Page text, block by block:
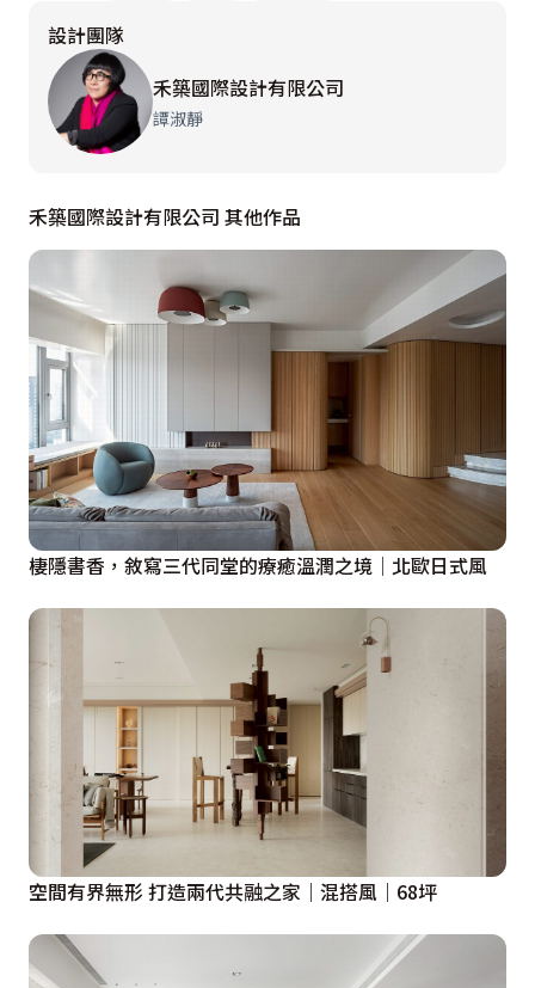
備功能，用餐區，需要能同時容納30人餐會的空間。我
們規劃前區放空作為多功能及彈性使用空間，與廚房用餐
區之間增設巨型大拉門，門片隱藏於用餐區的茶水櫃牆
面。
從外玄關進入寬敞的內玄關，來賓脫下外出鞋，穿上舒服
的室內拖開始轉換放鬆的心情，拉開噴砂面金屬玻璃門進
入，眼前展現完整的中島廚房，末端呈現禪意的大片鋸齒
質感實木格柵門，而門後方空間設置一大片業主收藏放置
的鍋具架牆面及洗滌區於一角。將必要收納自然融合於原
始牆面及空間分區劃分處，其餘空間保持其開放性及彈
性，如有特殊需求可以選擇用隱藏式大拉門分界。
保留原窗戶盡量讓自然光進到室內,空間中高225公分處環
繞實木條，在視覺上以禪意意象處理，也在其間設置條燈
照明補足空間環境光，減少為了照明降低天花高度。
廚房中島與餐桌位置及茶水櫃牆面的關係考慮業主使用的
材質色彩以仿石紋灰色地面搭配實木格柵及鋸齒質感實
木，玄關大門及廚具門片的仿紅銹紋理材質，磚紅色鐵件
烤漆層板與同色金屬玻璃門，這些點綴，增添了空間中的
線條與溫暖。讓心在這裡慢慢地靜下來，不被過多元素干
擾，而能自然享受專注於人與人的互動上。
設計概念文字為【禾築國際設計有限公司】提供
設計團隊
禾築國際設計有限公司
譚淑靜
禾築國際設計有限公司 其他作品
棲隱書香，敘寫三代同堂的療癒溫潤之境│北歐日式風
空間有界無形 打造兩代共融之家｜混搭風｜68坪